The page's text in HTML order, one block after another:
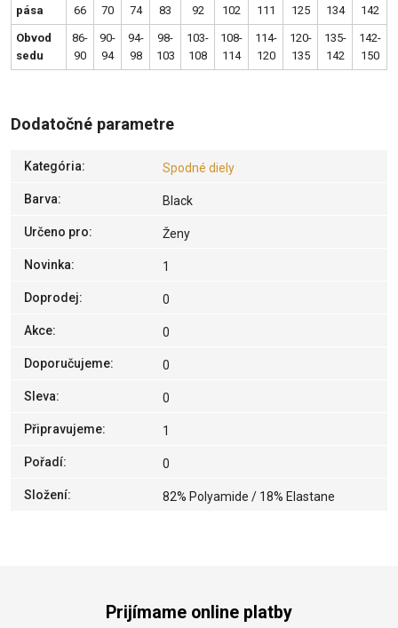
pása
66
70
74
83
92
102
111
125
134
142
Obvod
sedu
86-
90
90-
94
94-
98
98-
103
103-
108
108-
114
114-
120
120-
135
135-
142
142-
150
Dodatočné parametre
Kategória: Spodné diely
Barva: Black
Určeno pro: Ženy
Novinka: 1
Doprodej: 0
Akce: 0
Doporučujeme: 0
Sleva: 0
Připravujeme: 1
Pořadí: 0
Složení: 82% Polyamide / 18% Elastane
Prijímame online platby